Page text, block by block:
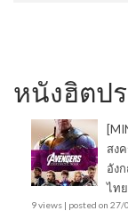
หนังฮิตป
สง
อัง
ไทย
9 views | posted on 27/